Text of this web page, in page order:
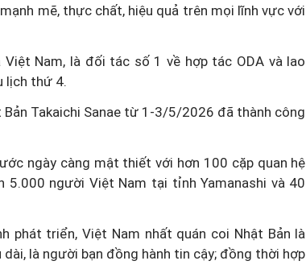
mẽ, thực chất, hiệu quả trên mọi lĩnh vực với
Nam, là đối tác số 1 về hợp tác ODA và lao
lịch thứ 4.
Takaichi Sanae từ 1-3/5/2026 đã thành công
ngày càng mật thiết với hơn 100 cặp quan hệ
người Việt Nam tại tỉnh Yamanashi và 40
phát triển, Việt Nam nhất quán coi Nhật Bản là
là người bạn đồng hành tin cậy; đồng thời hợp